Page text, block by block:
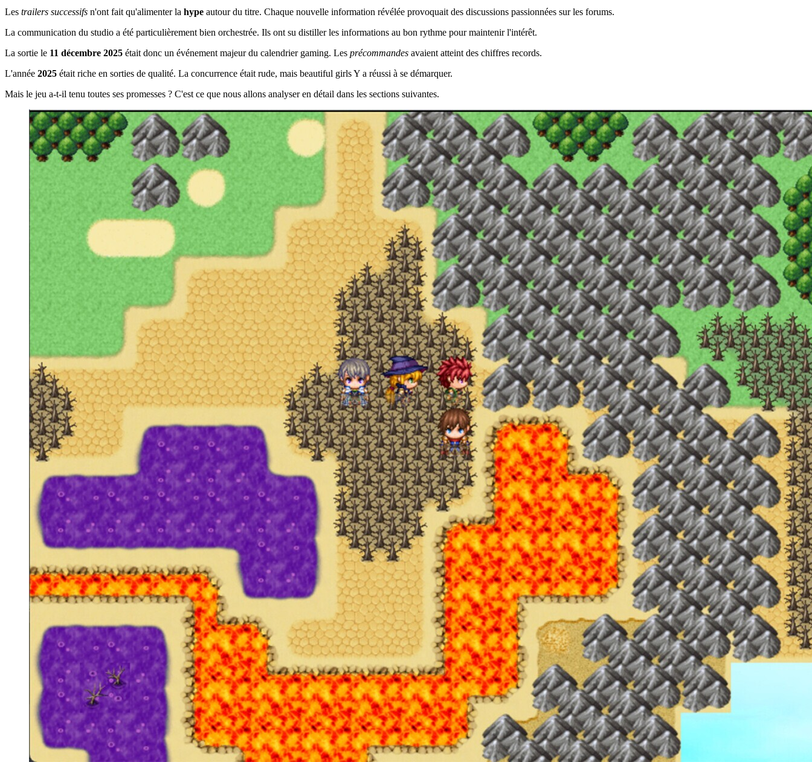
Les trailers successifs n'ont fait qu'alimenter la hype autour du titre. Chaque nouvelle information révélée provoquait des discussions passionnées sur les forums.
La communication du studio a été particulièrement bien orchestrée. Ils ont su distiller les informations au bon rythme pour maintenir l'intérêt.
La sortie le 11 décembre 2025 était donc un événement majeur du calendrier gaming. Les précommandes avaient atteint des chiffres records.
L'année 2025 était riche en sorties de qualité. La concurrence était rude, mais beautiful girls Y a réussi à se démarquer.
Mais le jeu a-t-il tenu toutes ses promesses ? C'est ce que nous allons analyser en détail dans les sections suivantes.